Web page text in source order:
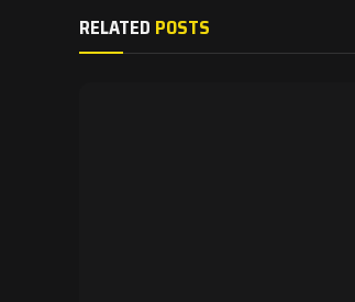
RELATED POSTS